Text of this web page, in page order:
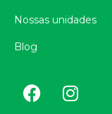
Nossas unidades
Blog